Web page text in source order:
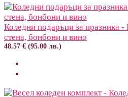
Коледни подаръци за празника -
стена, бонбони и вино
48.57 € (95.00 лв.)